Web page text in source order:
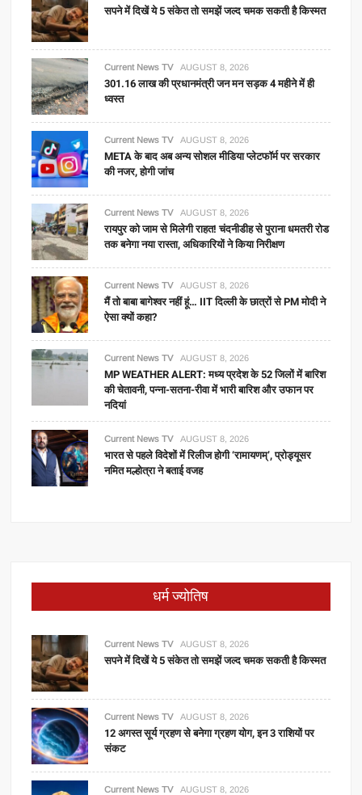
सपने में दिखें ये 5 संकेत तो समझें जल्द चमक सकती है किस्मत
Current News TV AUGUST 8, 2026
301.16 लाख की प्रधानमंत्री जन मन सड़क 4 महीने में ही
ध्वस्त
Current News TV AUGUST 8, 2026
META के बाद अब अन्य सोशल मीडिया प्लेटफॉर्म पर सरकार
की नजर, होगी जांच
Current News TV AUGUST 8, 2026
रायपुर को जाम से मिलेगी राहत! चंदनीडीह से पुराना धमतरी रोड
तक बनेगा नया रास्ता, अधिकारियों ने किया निरीक्षण
Current News TV AUGUST 8, 2026
मैं तो बाबा बागेश्वर नहीं हूं… IIT दिल्ली के छात्रों से PM मोदी ने
ऐसा क्यों कहा?
Current News TV AUGUST 8, 2026
MP WEATHER ALERT: मध्य प्रदेश के 52 जिलों में बारिश
की चेतावनी, पन्ना-सतना-रीवा में भारी बारिश और उफान पर
नदियां
Current News TV AUGUST 8, 2026
भारत से पहले विदेशों में रिलीज होगी ‘रामायणम्’, प्रोड्यूसर
नमित मल्होत्रा ने बताई वजह
धर्म ज्योतिष
Current News TV AUGUST 8, 2026
सपने में दिखें ये 5 संकेत तो समझें जल्द चमक सकती है किस्मत
Current News TV AUGUST 8, 2026
12 अगस्त सूर्य ग्रहण से बनेगा ग्रहण योग, इन 3 राशियों पर
संकट
Current News TV AUGUST 8, 2026